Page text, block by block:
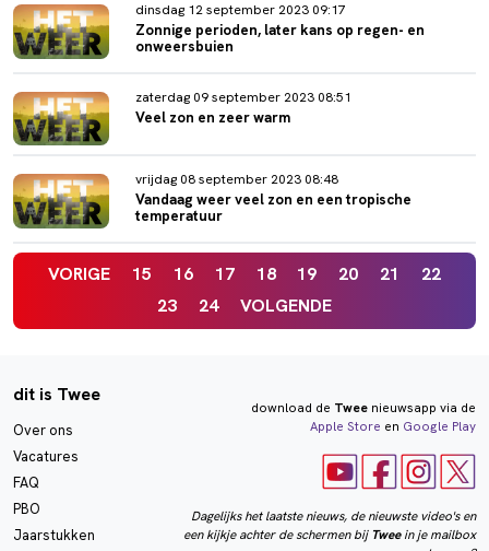
dinsdag 12 september 2023 09:17
Zonnige perioden, later kans op regen- en
onweersbuien
zaterdag 09 september 2023 08:51
Veel zon en zeer warm
vrijdag 08 september 2023 08:48
Vandaag weer veel zon en een tropische
temperatuur
VORIGE 15 16 17 18 19 20 21
22
23
24 VOLGENDE
dit is Twee
Over ons
Vacatures
FAQ
PBO
Jaarstukken
download de Tweenieuwsapp via de
Apple Store en Google Play
Dagelijks het laatste nieuws, de nieuwste video's en
een kijkje achter de schermen bij Tweein je mailbox